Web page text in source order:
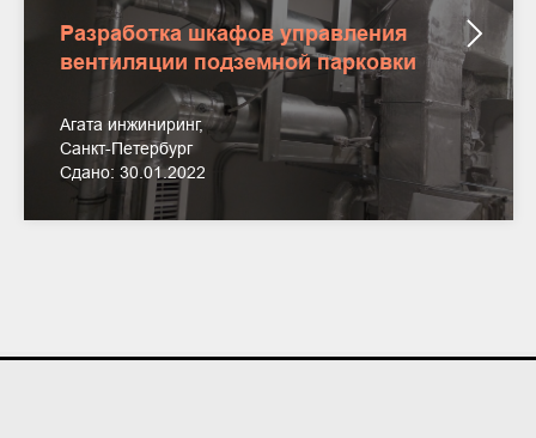
Разработка шкафов управления
вентиляции подземной парковки
Агата инжиниринг,
Санкт-Петербург
Сдано: 30.01.2022